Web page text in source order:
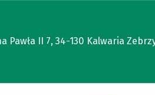
Pawła II 7, 34-130 Kalwaria